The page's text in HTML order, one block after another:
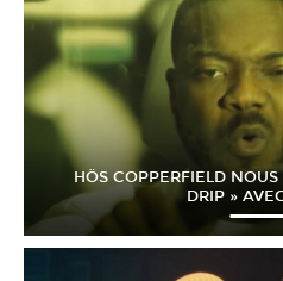
HÖS COPPERFIELD
DRIP »